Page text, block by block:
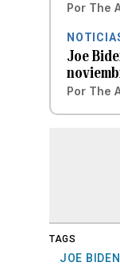
Por The
Joe
Por The
TAGS
JOE BIDEN